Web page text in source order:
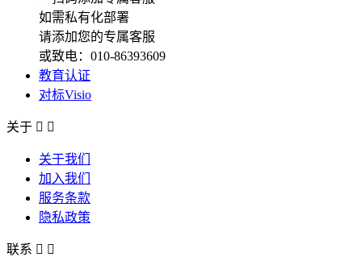
如需私有化部署
请添加您的专属客服
或致电：010-86393609
教育认证
对标Visio
关于  
关于我们
加入我们
服务条款
隐私政策
联系  